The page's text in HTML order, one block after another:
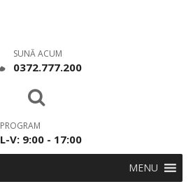
SUNĂ ACUM
0372.777.200
PROGRAM
L-V: 9:00 - 17:00
MENU